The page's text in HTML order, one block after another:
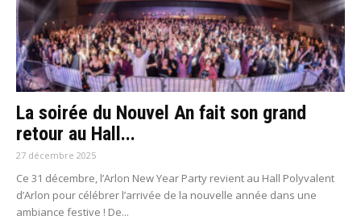
La soirée du Nouvel An fait son grand
retour au Hall...
27 décembre 2025
Ce 31 décembre, l’Arlon New Year Party revient au Hall Polyvalent
d’Arlon pour célébrer l’arrivée de la nouvelle année dans une
ambiance festive ! De...